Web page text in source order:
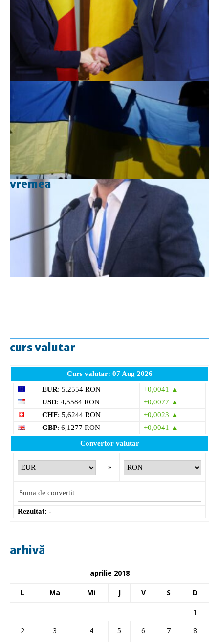
vremea
curs valutar
Curs valutar: 07 Aug 2026
EUR: 5,2554 RON
+0,0041 ▲
USD: 4,5584 RON
+0,0077 ▲
CHF: 5,6244 RON
+0,0023 ▲
GBP: 6,1277 RON
+0,0041 ▲
Convertor valutar
»
Rezultat: -
arhivă
aprilie 2018
L Ma Mi J V S D
1
2
3 4 5 6 7
8